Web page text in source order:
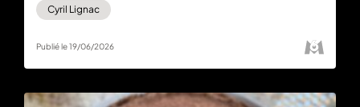
Cyril Lignac
Publié le 19/06/2026